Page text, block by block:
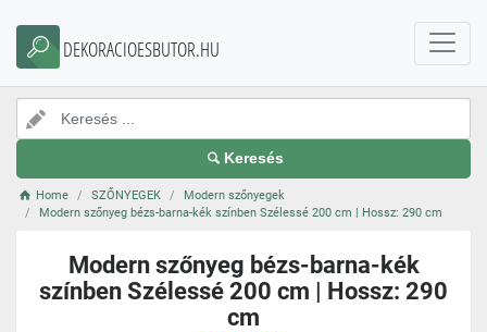
DEKORACIOESBUTOR.HU
Keresés
Home SZŐNYEGEK
Modern szőnyegek
Modern szőnyeg bézs-barna-kék színben Szélessé 200 cm | Hossz: 290 cm
Modern szőnyeg bézs-barna-kék
színben Szélessé 200 cm | Hossz: 290
cm